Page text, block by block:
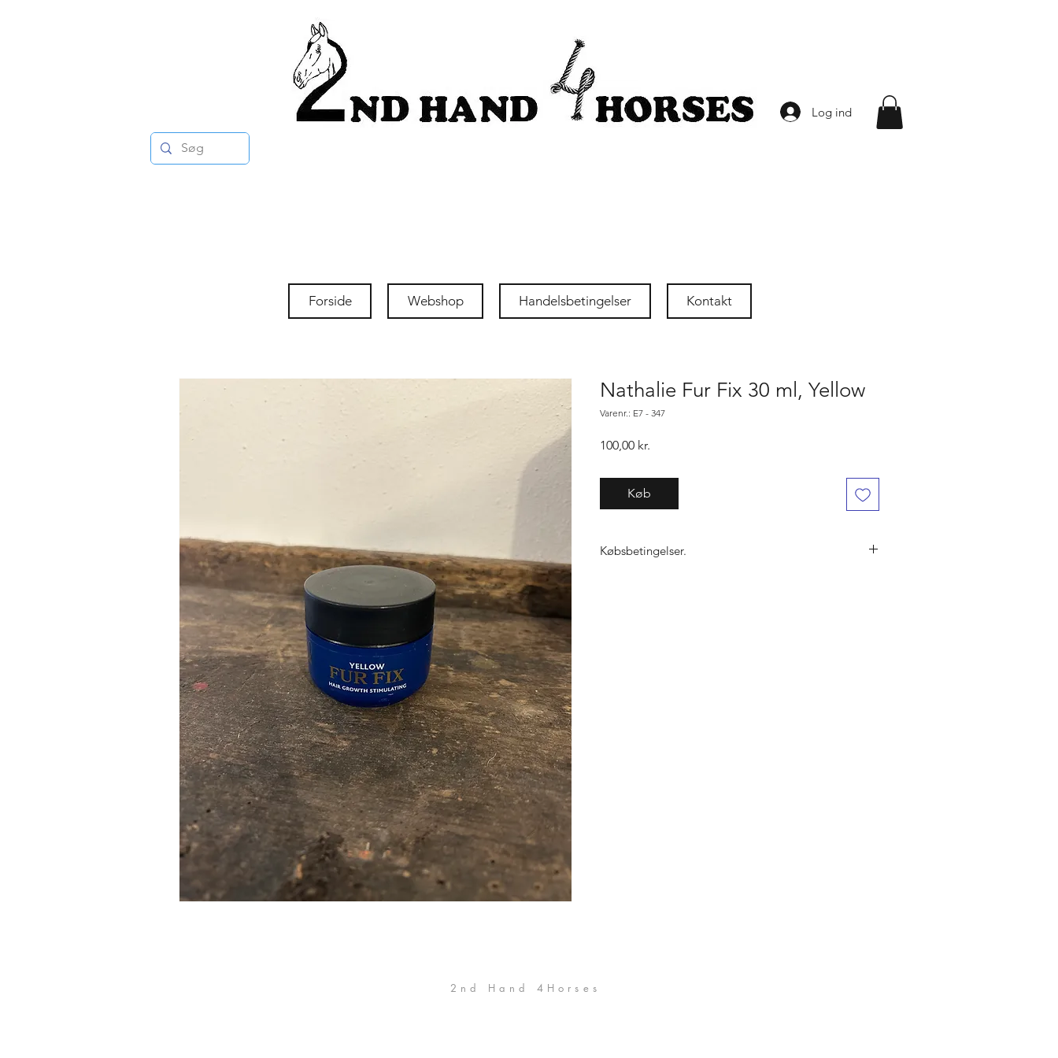
Log ind
Forside Webshop Handelsbetingelser Kontakt
Nathalie Fur Fix 30 ml, Yellow
Varenr.: E7 - 347
100,00 kr.
Køb
Købsbetingelser.
2nd Hand 4Horses